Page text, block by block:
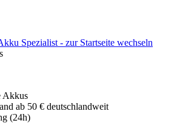
Akkus
ab 50 € deutschlandweit
(24h)